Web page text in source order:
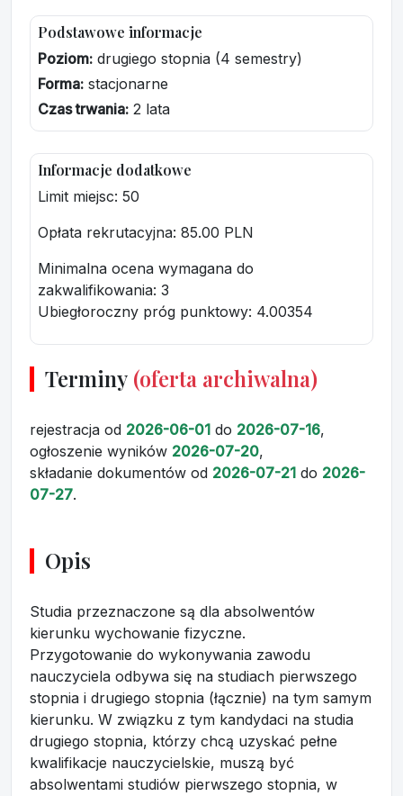
Podstawowe informacje
Poziom: drugiego stopnia (4 semestry)
Forma: stacjonarne
Czas trwania: 2 lata
Informacje dodatkowe
Limit miejsc: 50
Opłata rekrutacyjna: 85.00 PLN
Minimalna ocena wymagana do
zakwalifikowania: 3
Ubiegłoroczny próg punktowy: 4.00354
Terminy (oferta archiwalna)
rejestracja od 2026-06-01 do 2026-07-16,
ogłoszenie wyników 2026-07-20,
składanie dokumentów od 2026-07-21 do 2026-
07-27.
Opis
Studia przeznaczone są dla absolwentów
kierunku wychowanie fizyczne.
Przygotowanie do wykonywania zawodu
nauczyciela odbywa się na studiach pierwszego
stopnia i drugiego stopnia (łącznie) na tym samym
kierunku. W związku z tym kandydaci na studia
drugiego stopnia, którzy chcą uzyskać pełne
kwalifikacje nauczycielskie, muszą być
absolwentami studiów pierwszego stopnia, w